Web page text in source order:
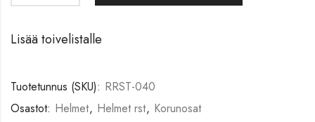
Lisää toivelistalle
Tuotetunnus (SKU): RRST-040
Osastot: Helmet, Helmet rst, Korunosat